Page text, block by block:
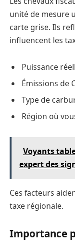
unité de mesure
carte grise. Ils
influencent les
Puissance
Émissions de
Type de
Région où
Voyants
expert des
Ces facteurs
taxe régionale.
Importance